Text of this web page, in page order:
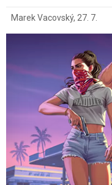
Marek Vacovský, 27. 7.